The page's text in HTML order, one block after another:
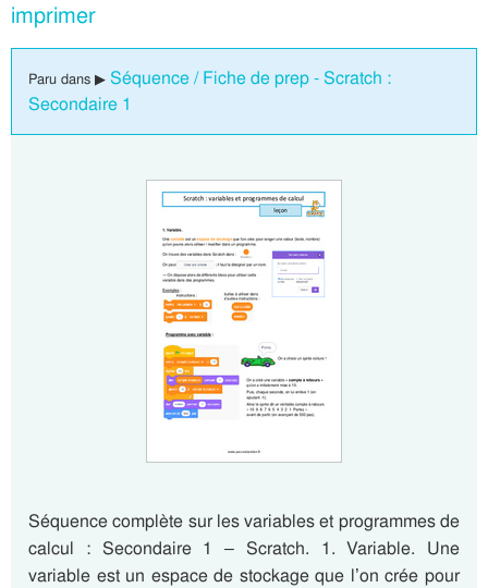
imprimer
Paru dans ▶ Séquence / Fiche de prep - Scratch :
Secondaire 1
Séquence complète sur les variables et programmes de
calcul : Secondaire 1 – Scratch. 1. Variable. Une
variable est un espace de stockage que l’on crée pour